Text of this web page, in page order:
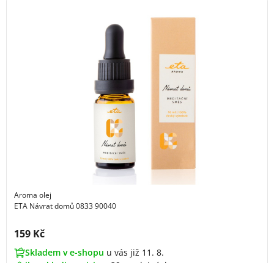
Aroma olej
ETA Návrat domů 0833 90040
Cena s DPH:
159 Kč
Skladem v e-shopu u vás již 11. 8.